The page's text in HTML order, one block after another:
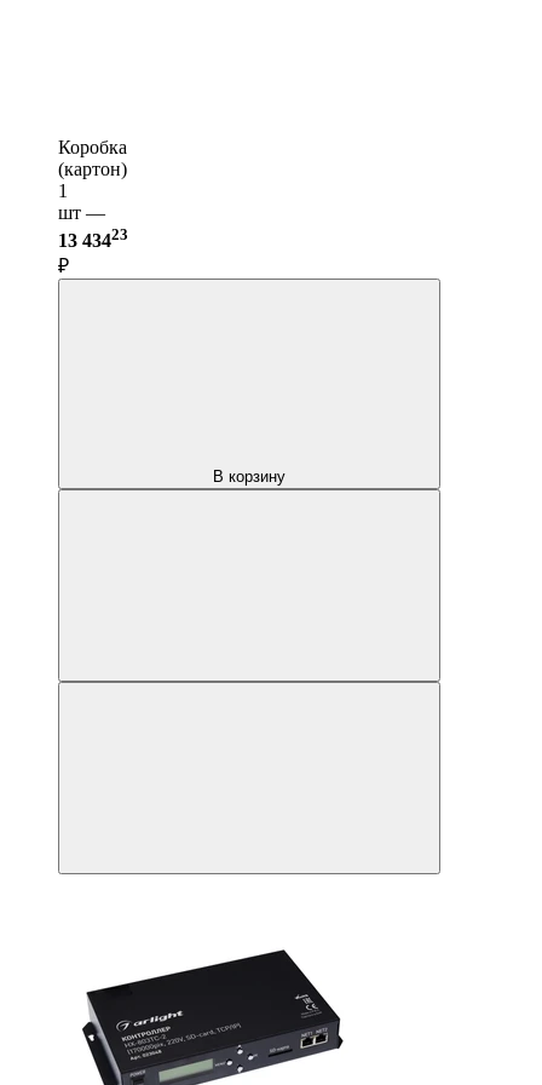
Коробка
(картон)
1
шт —
13 43423
₽
В корзину